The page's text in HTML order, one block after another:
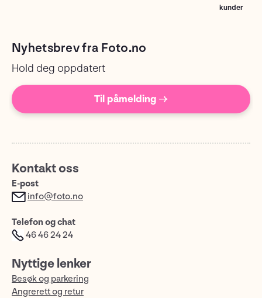
kunder
Nyhetsbrev fra Foto.no
Hold deg oppdatert
Til påmelding →
Kontakt oss
E-post
info@foto.no
Telefon og chat
46 46 24 24
Nyttige lenker
Besøk og parkering
Angrerett og retur